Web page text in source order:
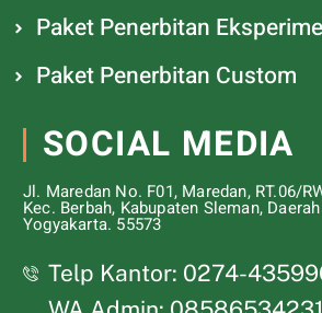
Paket Penerbitan
Paket Penerbitan Custom
SOCIAL MEDIA
Jl. Maredan No. F01, Maredan, RT.06/
Kec. Berbah, Kabupaten Sleman,
Yogyakarta. 55573
Telp Kantor: 0274-